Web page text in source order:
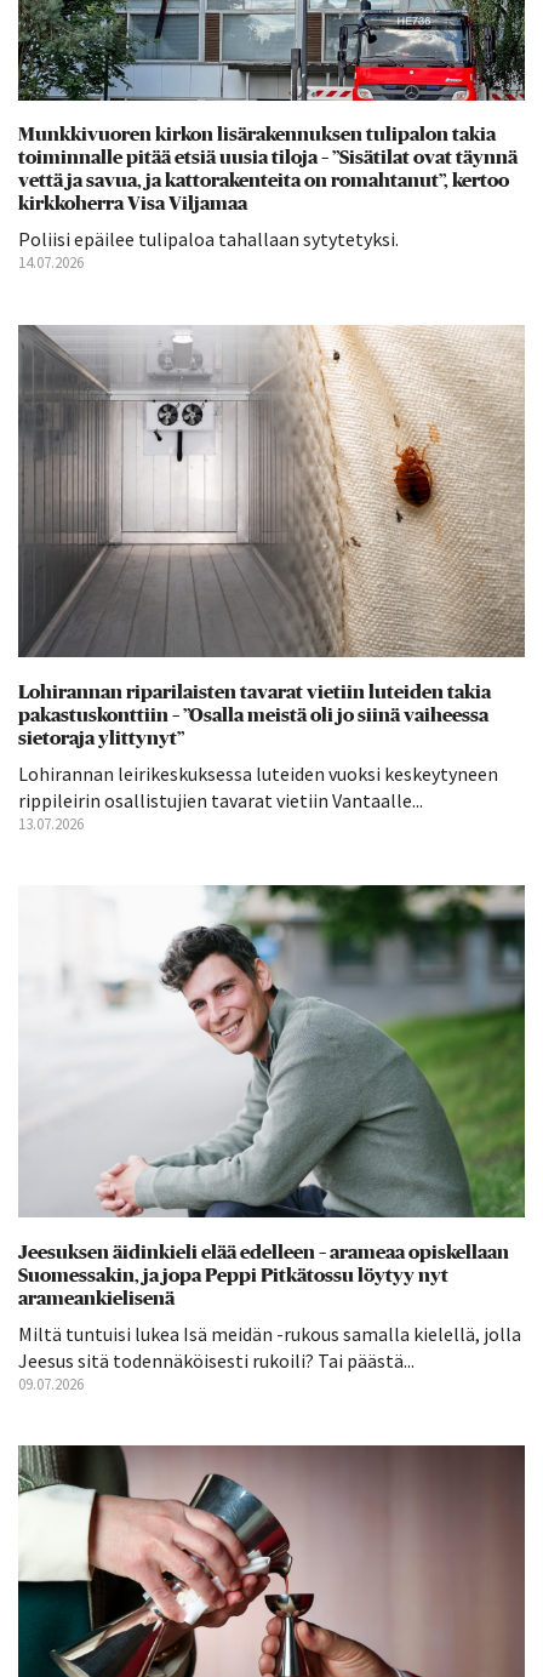
Munkkivuoren kirkon lisärakennuksen tulipalon takia
toiminnalle pitää etsiä uusia tiloja – ”Sisätilat ovat täynnä
vettä ja savua, ja kattorakenteita on romahtanut”, kertoo
kirkkoherra Visa Viljamaa
Poliisi epäilee tulipaloa tahallaan sytytetyksi.
14.07.2026
Lohirannan riparilaisten tavarat vietiin luteiden takia
pakastuskonttiin – ”Osalla meistä oli jo siinä vaiheessa
sietoraja ylittynyt”
Lohirannan leirikeskuksessa luteiden vuoksi keskeytyneen
rippileirin osallistujien tavarat vietiin Vantaalle...
13.07.2026
Jeesuksen äidinkieli elää edelleen – arameaa opiskellaan
Suomessakin, ja jopa Peppi Pitkätossu löytyy nyt
arameankielisenä
Miltä tuntuisi lukea Isä meidän -rukous samalla kielellä, jolla
Jeesus sitä todennäköisesti rukoili? Tai päästä...
09.07.2026